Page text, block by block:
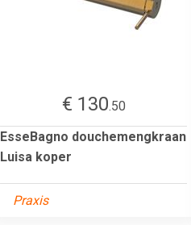
€ 130.50
EsseBagno douchemengkraan
Luisa koper
Praxis